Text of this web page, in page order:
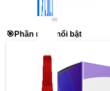
Liên hệ: 0967.9999.11
🎯Phần mềm nổi bật